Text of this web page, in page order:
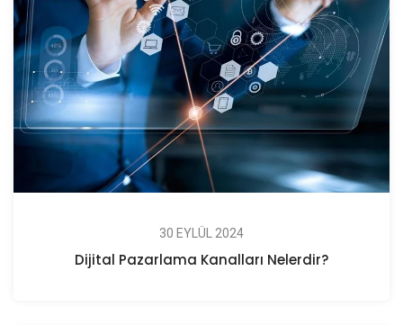
30 EYLÜL 2024
Dijital Pazarlama Kanalları Nelerdir?